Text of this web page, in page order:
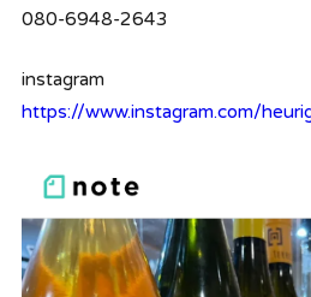
080-6948-2643
instagram
https://www.instagram.com/